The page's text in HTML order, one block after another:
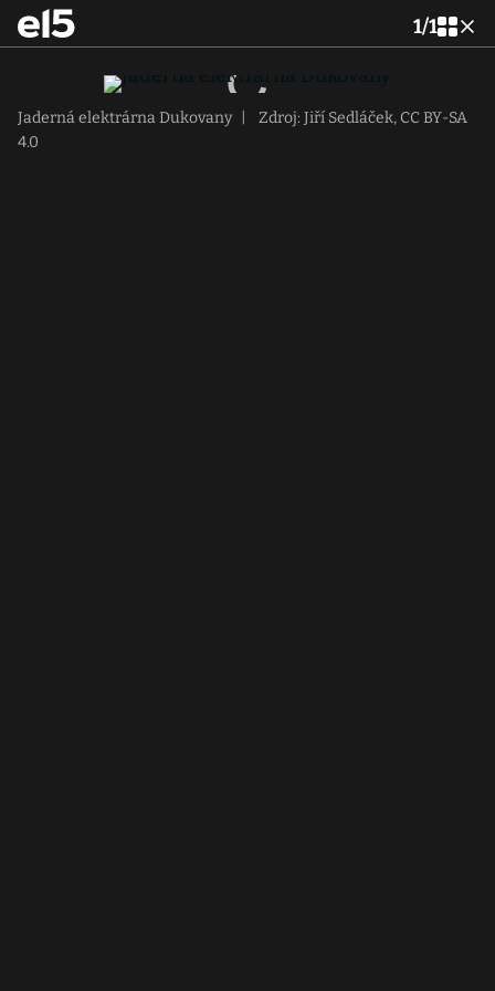
1/1
Jaderná elektrárna Dukovany
Zdroj: Jiří Sedláček, CC BY-SA
4.0